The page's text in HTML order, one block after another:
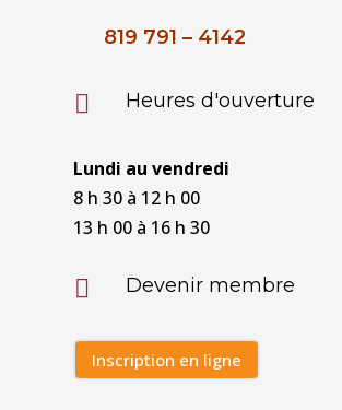
819 791 – 4142
 Heures d'ouverture
Lundi au vendredi
8 h 30 à 12 h 00
13 h 00 à 16 h 30
 Devenir membre
Inscription en ligne